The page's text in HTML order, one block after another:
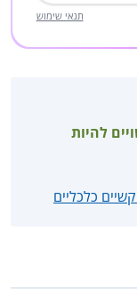
תנאי שימוש
להיות
כלכליים